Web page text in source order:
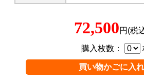
72,500円(税
購入枚数：